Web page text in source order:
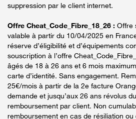
suppression par le client internet.
Offre Cheat_Code_Fibre_18_26 : Offre
valable à partir du 10/04/2025 en
réserve d’éligibilité et d’équipements
souscription à l’offre
âgés de 18 à 26 ans et 6 mois
carte d’identité. Sans engagement.
25€/mois à partir de la 2e facture
demande et jusqu’aux 26 ans révolus
remboursement par client. Non
remboursement en cas de résiliation ou